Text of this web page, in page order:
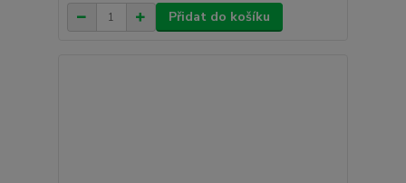
Přidat do košíku